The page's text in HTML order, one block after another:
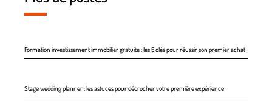
Formation investissement immobilier gratuite : les 5 clés pour réussir son premier achat
Stage wedding planner : les astuces pour décrocher votre première expérience